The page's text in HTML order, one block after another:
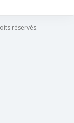
réservés.